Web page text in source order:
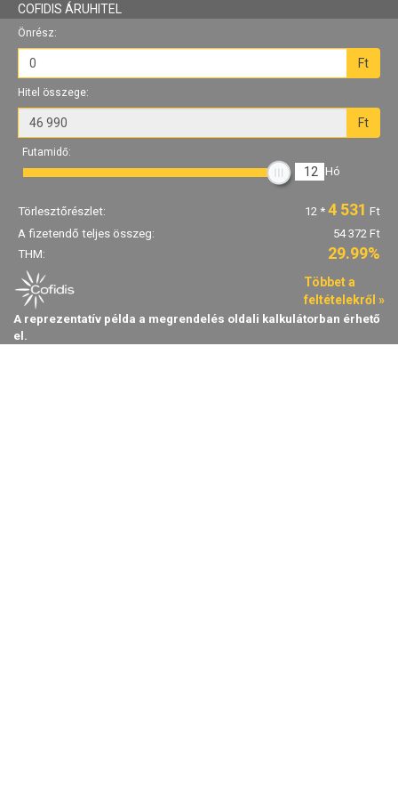
COFIDIS ÁRUHITEL
Önrész:
Ft
Hitel összege:
Ft
Futamidő:
12 Hó
Törlesztőrészlet: 12 * 4 531 Ft
A fizetendő teljes összeg:
54 372 Ft
THM:
29.99%
Többet a
feltételekről »
A reprezentatív példa a megrendelés oldali kalkulátorban érhető
el.